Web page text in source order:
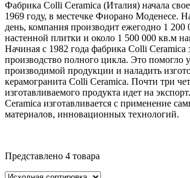
Фабрика Colli Ceramica (Италия) начала
1969 году, в местечке Фиорано Моденесе.
день, компания производит ежегодно 1 200
настенной плитки и около 1 500 000 кв.м
Начиная с 1982 года фабрика Colli Ceramica
производство полного цикла. Это помогло
производимой продукции и наладить
керамогранита Colli Ceramica. Почти три
изготавливаемого продукта идет на
Ceramica изготавливается с применение
материалов, инновационных технологий.
Метки товаров
Представлено 4 товара